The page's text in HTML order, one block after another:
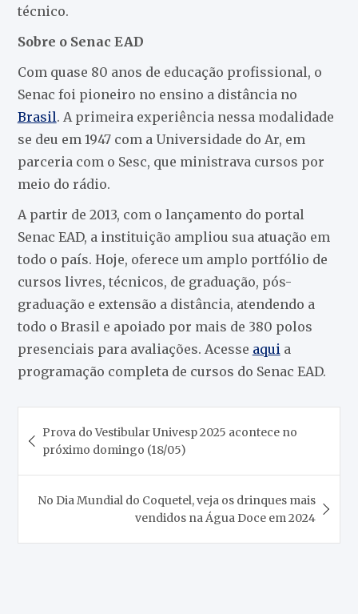
técnico.
Sobre o Senac EAD
Com quase 80 anos de educação profissional, o
Senac foi pioneiro no ensino a distância no
Brasil. A primeira experiência nessa modalidade
se deu em 1947 com a Universidade do Ar, em
parceria com o Sesc, que ministrava cursos por
meio do rádio.
A partir de 2013, com o lançamento do portal
Senac EAD, a instituição ampliou sua atuação em
todo o país. Hoje, oferece um amplo portfólio de
cursos livres, técnicos, de graduação, pós-
graduação e extensão a distância, atendendo a
todo o Brasil e apoiado por mais de 380 polos
presenciais para avaliações. Acesse aqui a
programação completa de cursos do Senac EAD.
de
Post
Prova do Vestibular Univesp 2025 acontece no
próximo domingo (18/05)
No Dia Mundial do Coquetel, veja os drinques mais
vendidos na Água Doce em 2024